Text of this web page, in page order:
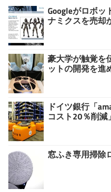
Googleがロボッ
ナミクスを売却
豪大学が触覚を
ットの開発を進
ドイツ銀行「
コスト20％削減」
窓ふき専用掃除